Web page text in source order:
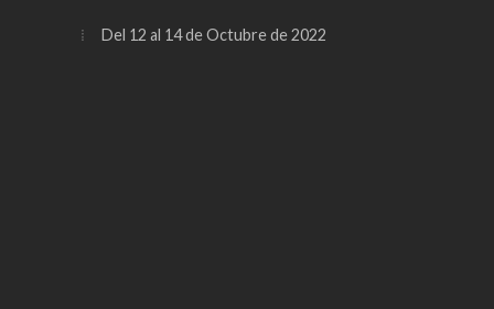
Del 12 al 14 de Octubre de 2022